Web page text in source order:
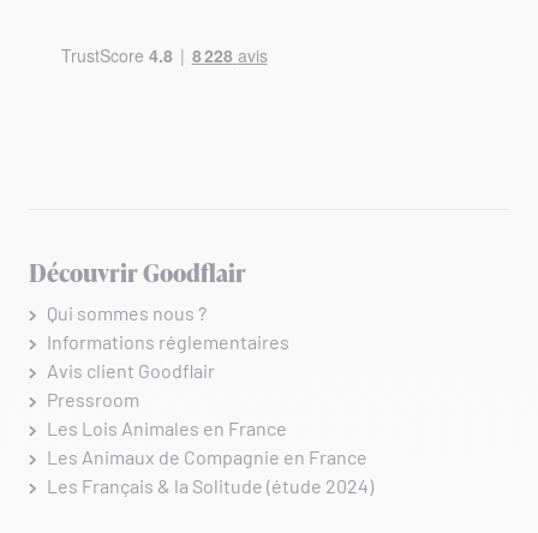
Découvrir Goodflair
Qui sommes nous ?
Informations réglementaires
Avis client Goodflair
Pressroom
Les Lois Animales en France
Les Animaux de Compagnie en France
Les Français & la Solitude (étude 2024)